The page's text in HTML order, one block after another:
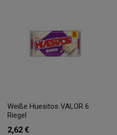
Weiße Huesitos VALOR 6
Riegel
2,62 €